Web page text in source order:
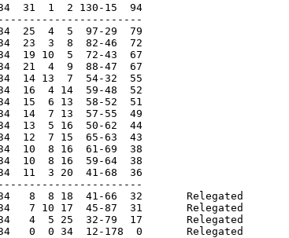
1  2 130-15  94
25  4  5  97-29  79
23  3  8  82-46  72
10  5  72-43  67
4  9  88-47  67
14 13  7  54-32  55
16  4 14  59-48  52
6 13  58-52  51
14  7 13  57-55  49
13  5 16  50-62  44
12  7 15  65-63  43
10  8 16  61-69  38
8 16  59-64  38
11  3 20  41-68  36
8  8 18  41-66  32       Relegated
7 10 17  45-87  31       Relegated
4  5 25  32-79  17       Relegated
0  0 34  12-178  0       Relegated